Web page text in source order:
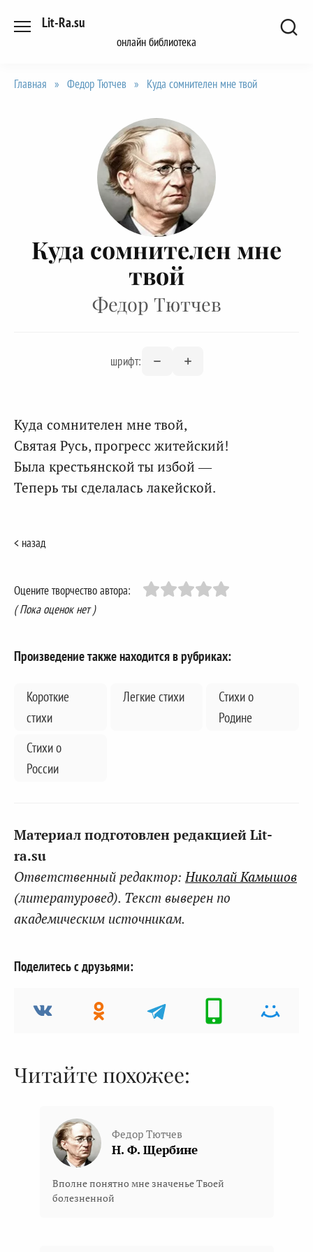
Lit-Ra.su
онлайн библиотека
Главная » Федор Тютчев » Куда сомнителен мне твой
Куда сомнителен мне
твой
Федор Тютчев
шрифт:
Куда сомнителен мне твой,
Святая Русь, прогресс житейский!
Была крестьянской ты избой —
Теперь ты сделалась лакейской.
< назад
Оцените творчество автора:
( Пока оценок нет )
Произведение также находится в рубриках:
Короткие
стихи
Легкие стихи
Стихи о
Родине
Стихи о
России
Материал подготовлен редакцией Lit-
ra.su
Ответственный редактор:Николай Камышов
(литературовед). Текст выверен по
академическим источникам.
Поделитесь с друзьями:
Читайте похожее:
Федор Тютчев
Н. Ф. Щербине
Вполне понятно мне значенье Твоей
болезненной